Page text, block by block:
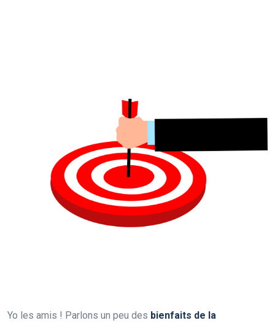
Yo les amis ! Parlons un peu des bienfaits de la